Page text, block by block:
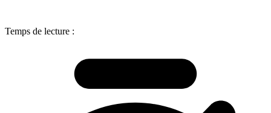
Temps de lecture :